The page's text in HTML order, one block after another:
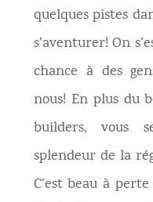
quelques pistes
s’aventurer! On
chance à des
nous! En plus du
builders, vous
splendeur de la
C’est beau à